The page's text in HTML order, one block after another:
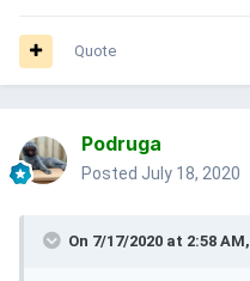
Quote
Podruga
Posted July 18, 2020
On 7/17/2020 at 2:58 AM,